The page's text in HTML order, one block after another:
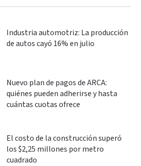
Industria automotriz: La producción
de autos cayó 16% en julio
Nuevo plan de pagos de ARCA:
quiénes pueden adherirse y hasta
cuántas cuotas ofrece
El costo de la construcción superó
los $2,25 millones por metro
cuadrado